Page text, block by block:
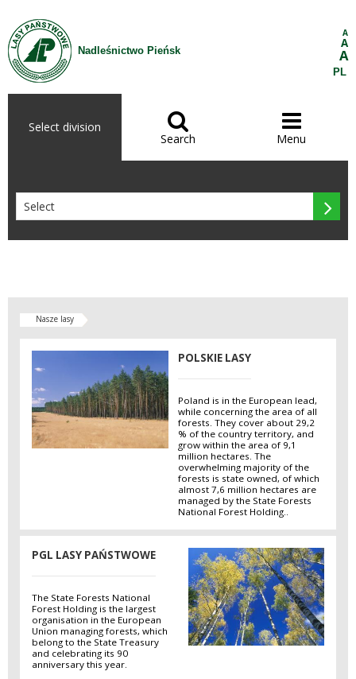
Skip to Content
Nadleśnictwo Pieńsk
A
A
A
PL
Select division 
Search

Menu

Nasze lasy
POLSKIE LASY
Poland is in the European lead,
while concerning the area of all
forests. They cover about 29,2
% of the country territory, and
grow within the area of 9,1
million hectares. The
overwhelming majority of the
forests is state owned, of which
almost 7,6 million hectares are
managed by the State Forests
National Forest Holding..
PGL LASY PAŃSTWOWE
The State Forests National
Forest Holding is the largest
organisation in the European
Union managing forests, which
belong to the State Treasury
and celebrating its 90
anniversary this year.